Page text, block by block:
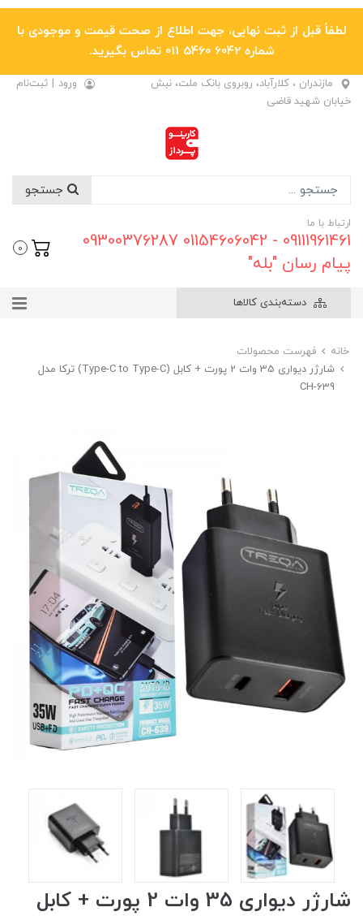
لطفاً قبل از ثبت نهایی، جهت اطلاع از صحت قیمت و موجودی با
شماره 6042 5460 011 تماس بگیرید.
مازندران ، کلارآباد، روبروی بانک ملت، نبش
خیابان شهید قاضی
ورود | ثبت‌نام
ارتباط با ما
09111961461 - 01154606042 09300376287
پیام رسان "بله"
0
دسته‌بندی کالاها
خانه
فهرست محصولات
شارژر دیواری 35 وات 2 پورت + کابل (Type-C to Type-C) ترکا مدل
CH-639
شارژر دیواری 35 وات 2 پورت + کابل